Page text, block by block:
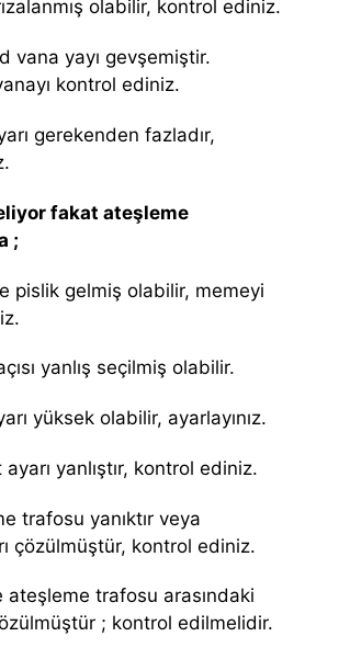
olabilir, kontrol ediniz.
vana yayı gevşemiştir.
kontrol ediniz.
gerekenden fazladır,
fakat ateşleme
;
pislik gelmiş olabilir, memeyi
yanlış seçilmiş olabilir.
yüksek olabilir, ayarlayınız.
yanlıştır, kontrol ediniz.
trafosu yanıktır veya
çözülmüştür, kontrol ediniz.
ateşleme trafosu arasındaki
; kontrol edilmelidir.